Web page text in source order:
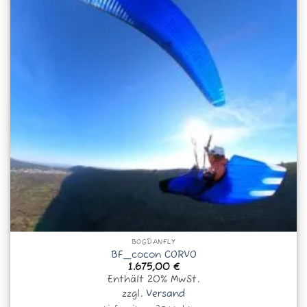
BOGDANFLY
BF_cocon CORVO
1.675,00 €
Enthält 20% MwSt.
zzgl. Versand